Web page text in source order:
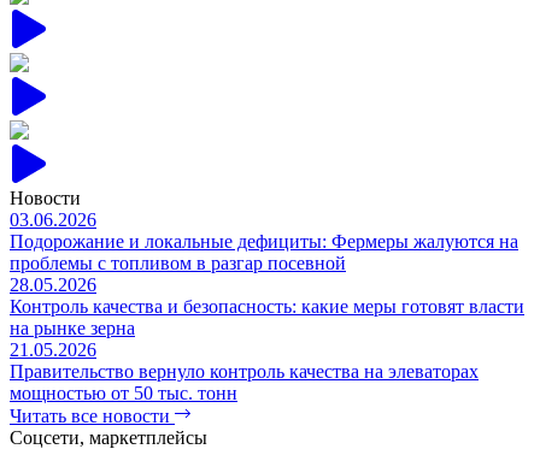
Новости
03.06.2026
Подорожание и локальные дефициты: Фермеры жалуются на
проблемы с топливом в разгар посевной
28.05.2026
Контроль качества и безопасность: какие меры готовят власти
на рынке зерна
21.05.2026
Правительство вернуло контроль качества на элеваторах
мощностью от 50 тыс. тонн
Читать все новости